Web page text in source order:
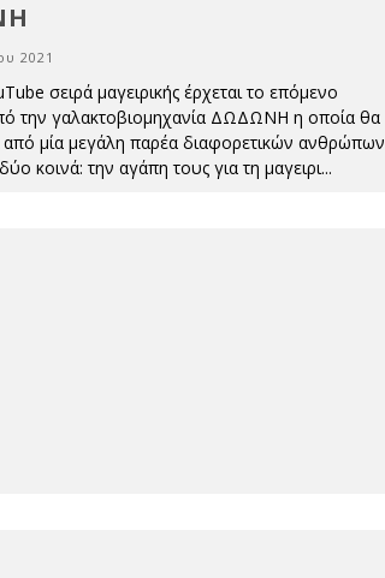
2021
σειρά μαγειρικής έρχεται το επόμενο
την γαλακτοβιομηχανία ΔΩΔΩΝΗ η οποία θα
από μία μεγάλη παρέα διαφορετικών ανθρώπων
κοινά: την αγάπη τους για τη μαγειρι...